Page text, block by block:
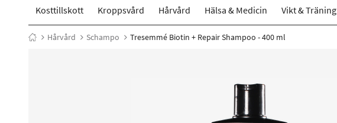
Kosttillskott Kroppsvård Hårvård Hälsa & Medicin Vikt & Träning
Hårvård Schampo Tresemmé Biotin + Repair Shampoo - 400 ml